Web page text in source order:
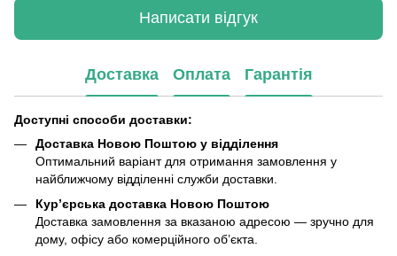
Написати відгук
Доставка Оплата Гарантія
Доступні способи доставки:
Доставка Новою Поштою у відділення
Оптимальний варіант для отримання замовлення у
найближчому відділенні служби доставки.
Кур’єрська доставка Новою Поштою
Доставка замовлення за вказаною адресою — зручно для
дому, офісу або комерційного об’єкта.